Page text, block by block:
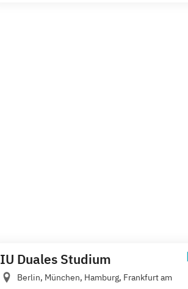
IU Duales Studium
Berlin, München, Hamburg, Frankfurt am